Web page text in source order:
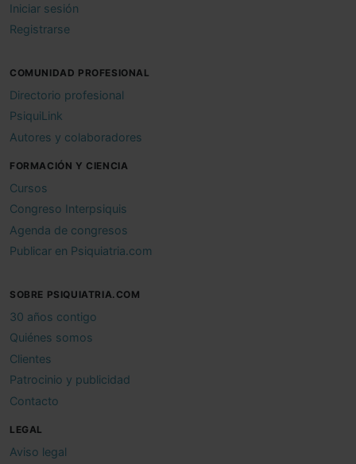
Iniciar sesión
Registrarse
COMUNIDAD PROFESIONAL
Directorio profesional
PsiquiLink
Autores y colaboradores
FORMACIÓN Y CIENCIA
Cursos
Congreso Interpsiquis
Agenda de congresos
Publicar en Psiquiatria.com
SOBRE PSIQUIATRIA.COM
30 años contigo
Quiénes somos
Clientes
Patrocinio y publicidad
Contacto
LEGAL
Aviso legal